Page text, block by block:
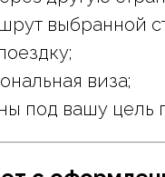
выбранной
виза;
под вашу цель